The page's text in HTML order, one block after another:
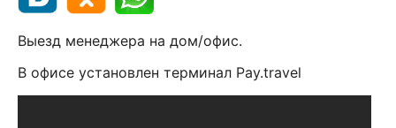
Выезд менеджера на дом/офис.
В офисе установлен терминал Pay.travel